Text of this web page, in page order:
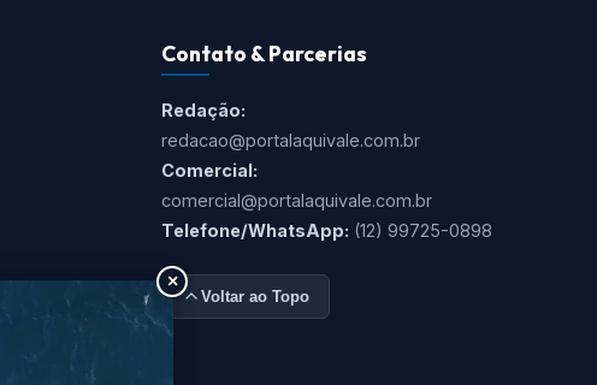
Contato & Parcerias
Redação:
redacao@portalaquivale.com.br
Comercial:
comercial@portalaquivale.com.br
Telefone/WhatsApp: (12) 99725-0898
Voltar ao Topo
×